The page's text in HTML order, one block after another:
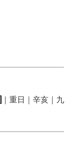
｜重日｜辛亥｜九